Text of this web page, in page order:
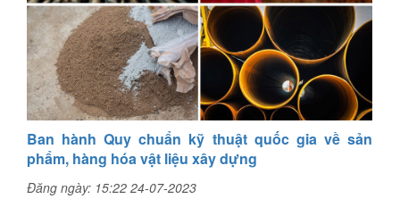
Ban hành Quy chuẩn kỹ thuật quốc gia về sản
phẩm, hàng hóa vật liệu xây dựng
Đăng ngày: 15:22 24-07-2023